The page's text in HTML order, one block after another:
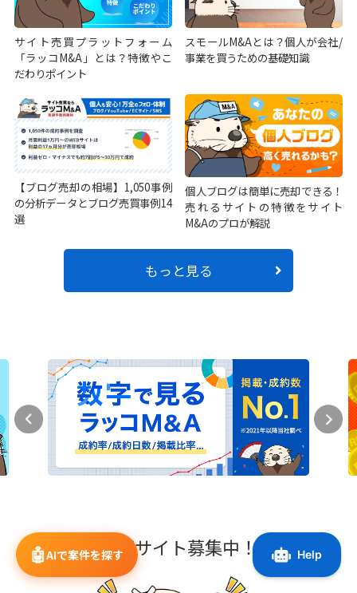
サイト売買プラットフォーム
「ラッコM&A」とは？特徴やこ
だわりポイント
スモールM&Aとは？個人が会社/
事業を買うための基礎知識
【ブログ売却の相場】1,050事例
の分析データとブログ売買事例14
選
個人ブログは簡単に売却できる！
売れるサイトの特徴をサイト
M&Aのプロが解説
もっと見る
売却サイト募集中！
🤖AIで案件を探す